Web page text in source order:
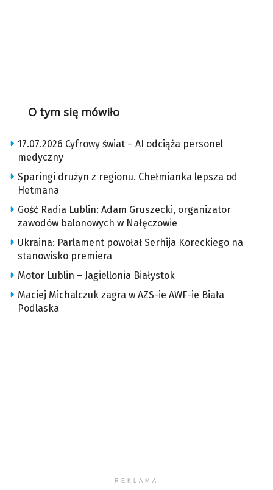
O tym się mówiło
17.07.2026 Cyfrowy świat – AI odciąża personel
medyczny
Sparingi drużyn z regionu. Chełmianka lepsza od
Hetmana
Gość Radia Lublin: Adam Gruszecki, organizator
zawodów balonowych w Nałęczowie
Ukraina: Parlament powołał Serhija Koreckiego na
stanowisko premiera
Motor Lublin – Jagiellonia Białystok
Maciej Michalczuk zagra w AZS-ie AWF-ie Biała
Podlaska
REKLAMA